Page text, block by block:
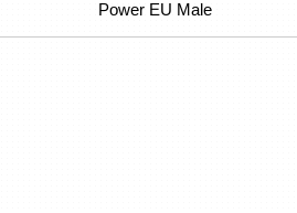
Power EU Male